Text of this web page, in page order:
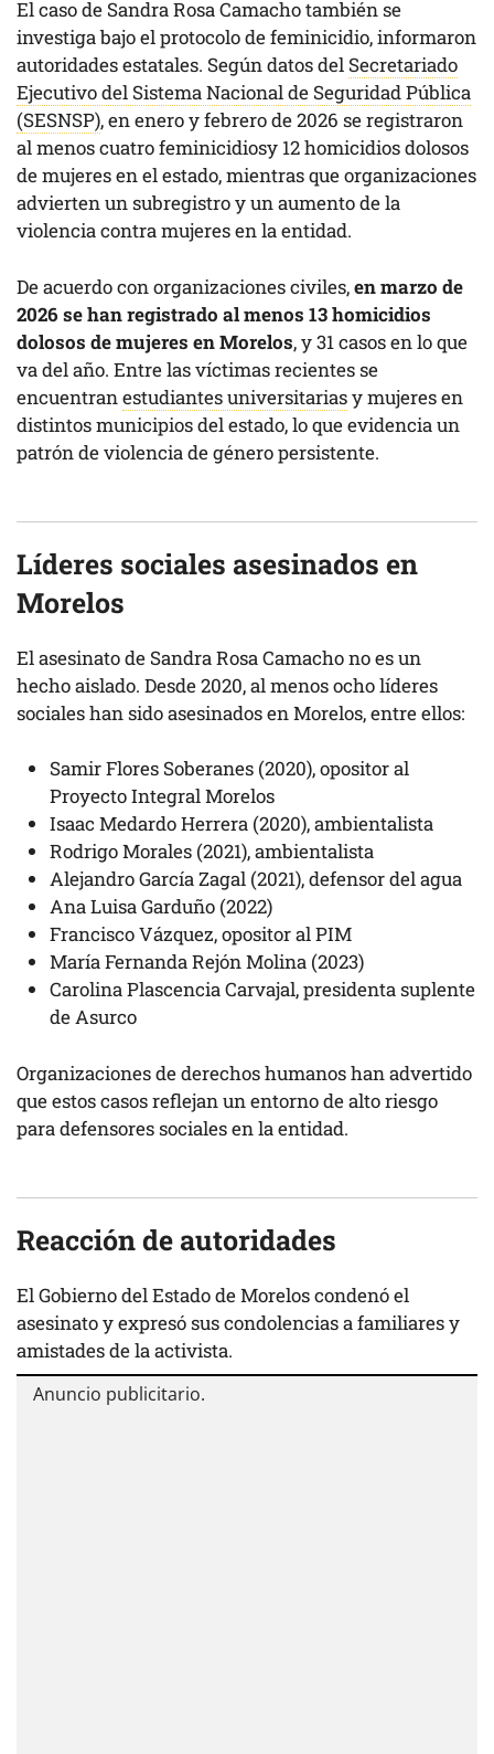
El caso de Sandra Rosa Camacho también se
investiga bajo el protocolo de feminicidio, informaron
autoridades estatales. Según datos del Secretariado
Ejecutivo del Sistema Nacional de Seguridad Pública
(SESNSP), en enero y febrero de 2026 se registraron
al menos cuatro feminicidiosy 12 homicidios dolosos
de mujeres en el estado, mientras que organizaciones
advierten un subregistro y un aumento de la
violencia contra mujeres en la entidad.
De acuerdo con organizaciones civiles,en marzo de
2026 se han registrado al menos 13 homicidios
dolosos de mujeres en Morelos, y 31 casos en lo que
va del año. Entre las víctimas recientes se
encuentranestudiantes universitariasy mujeres en
distintos municipios del estado, lo que evidencia un
patrón de violencia de género persistente.
Líderes sociales asesinados en
Morelos
El asesinato de Sandra Rosa Camacho no es un
hecho aislado. Desde 2020, al menos ocho líderes
sociales han sido asesinados en Morelos, entre ellos:
Samir Flores Soberanes (2020), opositor al
Proyecto Integral Morelos
Isaac Medardo Herrera (2020), ambientalista
Rodrigo Morales (2021), ambientalista
Alejandro García Zagal (2021), defensor del agua
Ana Luisa Garduño (2022)
Francisco Vázquez, opositor al PIM
María Fernanda Rejón Molina (2023)
Carolina Plascencia Carvajal, presidenta suplente
de Asurco
Organizaciones de derechos humanos han advertido
que estos casos reflejan un entorno de alto riesgo
para defensores sociales en la entidad.
Reacción de autoridades
El Gobierno del Estado de Morelos condenó el
asesinato y expresó sus condolencias a familiares y
amistades de la activista.